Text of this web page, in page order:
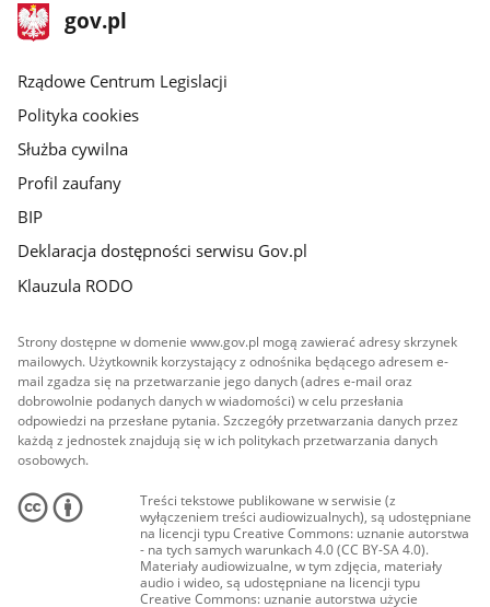
stopka
gov.plStrona
gov.pl
Rządowe Centrum Legislacji
Polityka cookies
Służba cywilna
Profil zaufany
BIP
Deklaracja dostępności serwisu Gov.pl
Klauzula RODO
Strony dostępne w domenie www.gov.pl mogą zawierać adresy skrzynek
mailowych. Użytkownik korzystający z odnośnika będącego adresem e-
mail zgadza się na przetwarzanie jego danych (adres e-mail oraz
dobrowolnie podanych danych w wiadomości) w celu przesłania
odpowiedzi na przesłane pytania. Szczegóły przetwarzania danych przez
każdą z jednostek znajdują się w ich politykach przetwarzania danych
osobowych.
Treści tekstowe publikowane w serwisie (z
wyłączeniem treści audiowizualnych), są udostępniane
na licencji typu Creative Commons: uznanie autorstwa
- na tych samych warunkach 4.0 (CC BY-SA 4.0).
Materiały audiowizualne, w tym zdjęcia, materiały
audio i wideo, są udostępniane na licencji typu
Creative Commons: uznanie autorstwa użycie